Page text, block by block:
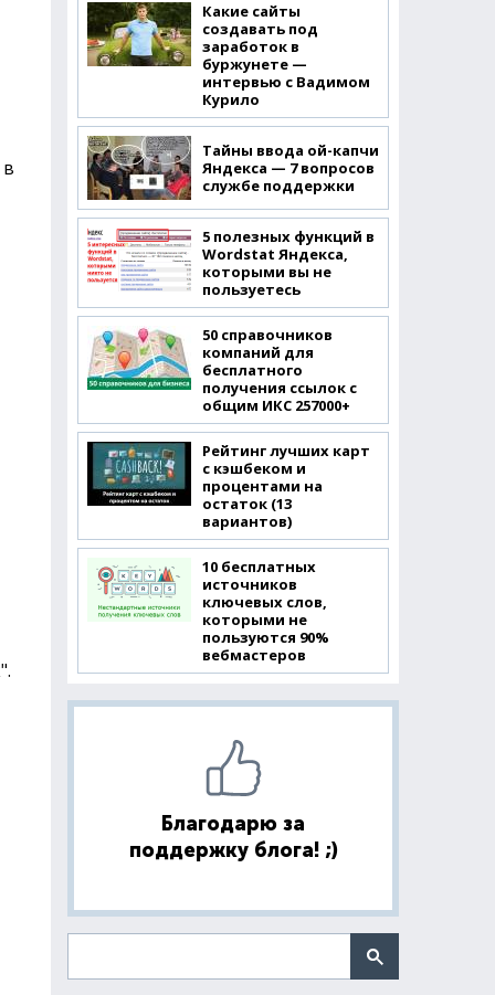
Какие сайты
создавать под
заработок в
буржунете —
интервью с Вадимом
Курило
Тайны ввода ой-капчи
Яндекса — 7 вопросов
службе поддержки
5 полезных функций в
Wordstat Яндекса,
которыми вы не
пользуетесь
50 справочников
компаний для
бесплатного
получения ссылок с
общим ИКС 257000+
Рейтинг лучших карт
с кэшбеком и
процентами на
остаток (13
вариантов)
10 бесплатных
источников
ключевых слов,
которыми не
пользуются 90%
вебмастеров
Благодарю за
поддержку блога! ;)
Поиск по сайту